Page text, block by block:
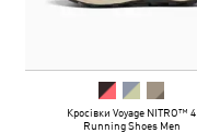
Кросівки Voyage NITRO™ 4
Running Shoes Men